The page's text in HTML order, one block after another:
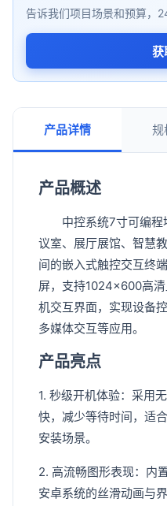
告诉我们项目场景和预算，
获
产品详情 规
产品概述
中控系统7寸可编程
议室、展厅展馆、智慧
间的嵌入式触控交互终
屏，支持1024×600高
机交互界面，实现设备
多媒体交互等应用。
产品亮点
1. 秒级开机体验：采用
快，减少等待时间，适
安装场景。
2. 高流畅图形表现：内
安卓系统的丝滑动画与